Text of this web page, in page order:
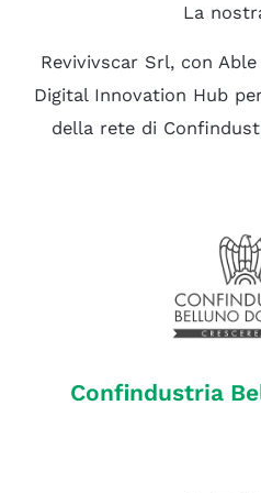
La
Revivivscar Srl, con
Digital Innovation Hub
della rete di
Confindustria